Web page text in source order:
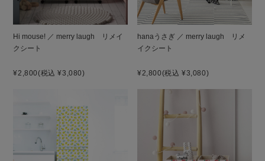
Hi mouse! ／ merry laugh リメイ
クシート
¥2,800(税込 ¥3,080)
hanaうさぎ ／ merry laugh リメ
イクシート
¥2,800(税込 ¥3,080)